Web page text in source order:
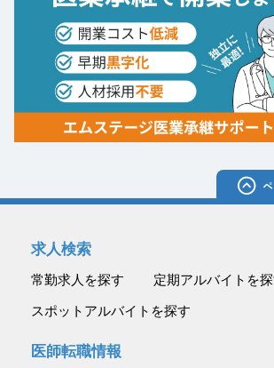
求人検索
常勤求人を探す
定期アルバイトを
スポットアルバイトを探す
医師転職情報